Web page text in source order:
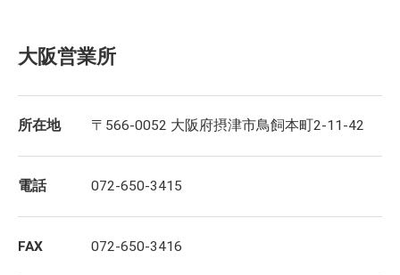
大阪営業所
所在地 〒566-0052 大阪府摂津市鳥飼本町2-11-42
電話 072-650-3415
FAX 072-650-3416